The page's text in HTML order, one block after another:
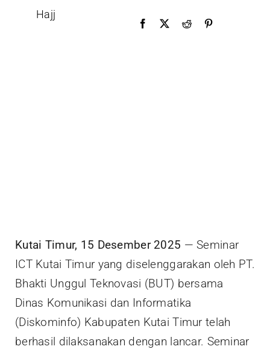
Hajj
Kutai Timur, 15 Desember 2025 — Seminar
ICT Kutai Timur yang diselenggarakan oleh PT.
Bhakti Unggul Teknovasi (BUT) bersama
Dinas Komunikasi dan Informatika
(Diskominfo) Kabupaten Kutai Timur telah
berhasil dilaksanakan dengan lancar. Seminar